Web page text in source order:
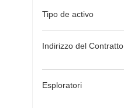
Tipo de activo
Indirizzo del Contratto
Esploratori